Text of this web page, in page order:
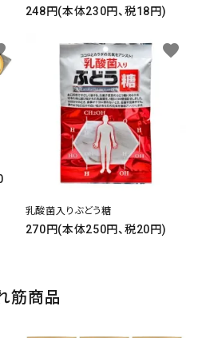
248円(本体230円、税18円)
乳酸菌入りぶどう糖
270円(本体250円、税20円)
favorite
筋商品